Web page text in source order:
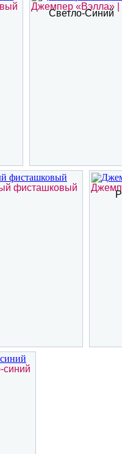
Джемпер «Вэлла» |
Светло-Синий
фисташковый
синий